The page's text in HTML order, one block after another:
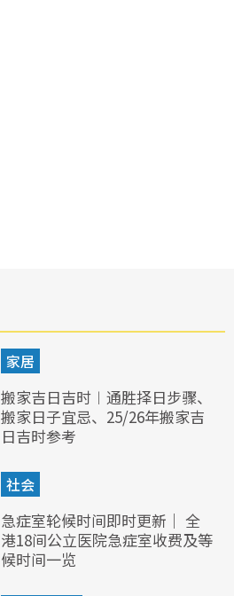
家居
搬家吉日吉时︱通胜择日步骤、
搬家日子宜忌、25/26年搬家吉
日吉时参考
社会
急症室轮候时间即时更新｜ 全
港18间公立医院急症室收费及等
候时间一览